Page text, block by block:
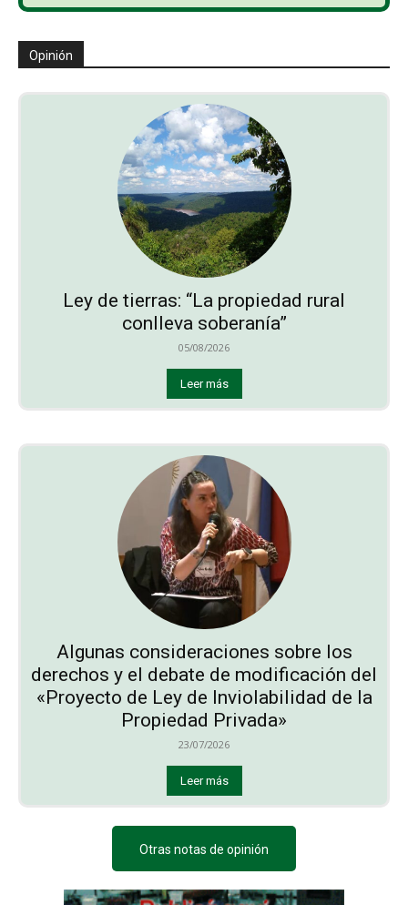
Opinión
Ley de tierras: “La propiedad rural
conlleva soberanía”
05/08/2026
Leer más
Algunas consideraciones sobre los
derechos y el debate de modificación del
«Proyecto de Ley de Inviolabilidad de la
Propiedad Privada»
23/07/2026
Leer más
Otras notas de opinión